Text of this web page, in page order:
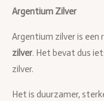
Argentium Zilver
Argentium zilver is een
zilver. Het bevat dus
zilver.
Het is duurzamer,